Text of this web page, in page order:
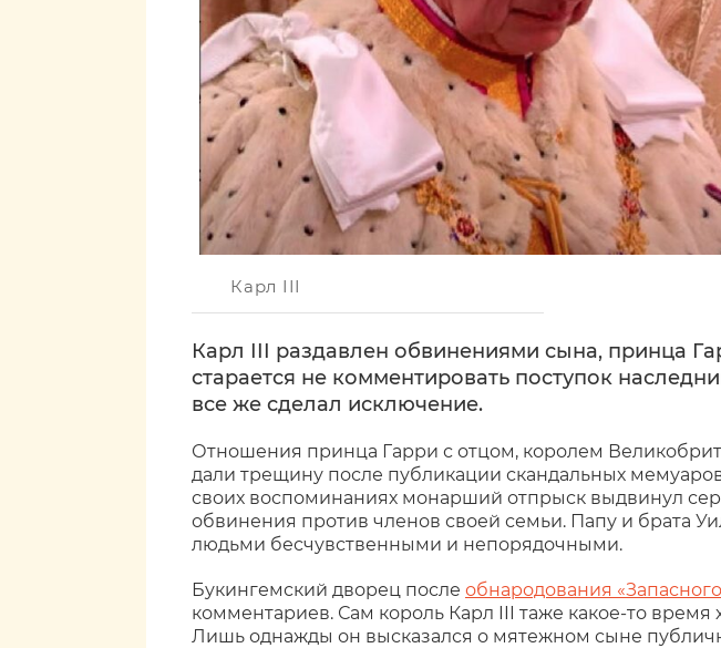
Карл III
Карл III раздавлен обвинениями сына, принца
старается не комментировать поступок
все же сделал исключение.
Отношения принца Гарри с отцом, королем
дали трещину после публикации скандальных
своих воспоминаниях монарший отпрыск выдвинул
обвинения против членов своей семьи. Папу и брата
людьми бесчувственными и непорядочными.
Букингемский дворец после обнародования
комментариев. Сам король Карл III таже какое-то время
Лишь однажды он высказался о мятежном сыне